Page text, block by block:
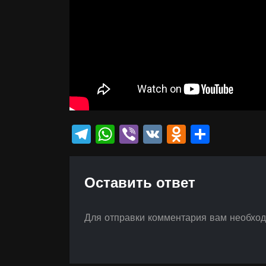
Telegram
WhatsApp
Viber
VK
Оставить ответ
Для отправки комментария вам